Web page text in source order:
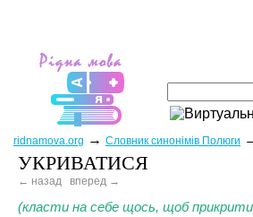
ridnamova.org → Словник синонімів Полюги
УКРИВАТИСЯ
← назад вперед →
(класти на себе щось, щоб